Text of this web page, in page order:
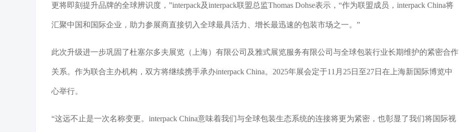
更将即刻提升品牌的全球辨识度，”interpack及interpack联盟总监Thomas Dohse表示，“作为联盟成员，interpack China将
汇聚中国和国际企业，助力参展商直接切入全球最具活力、增长最迅速的包装市场之一。”
此次升级进一步巩固了杜塞尔多夫展览（上海）有限公司及雅式展览服务有限公司与全球包装行业长期维护的紧密合作
关系。作为联合主办机构，双方将继续携手承办interpack China。2025年展会定于11月25日至27日在上海新国际博览中
心举行。
“这远不止是一次名称变更。interpack China意味着我们与全球包装生态系统的连接将更为紧密，也彰显了我们将国际视